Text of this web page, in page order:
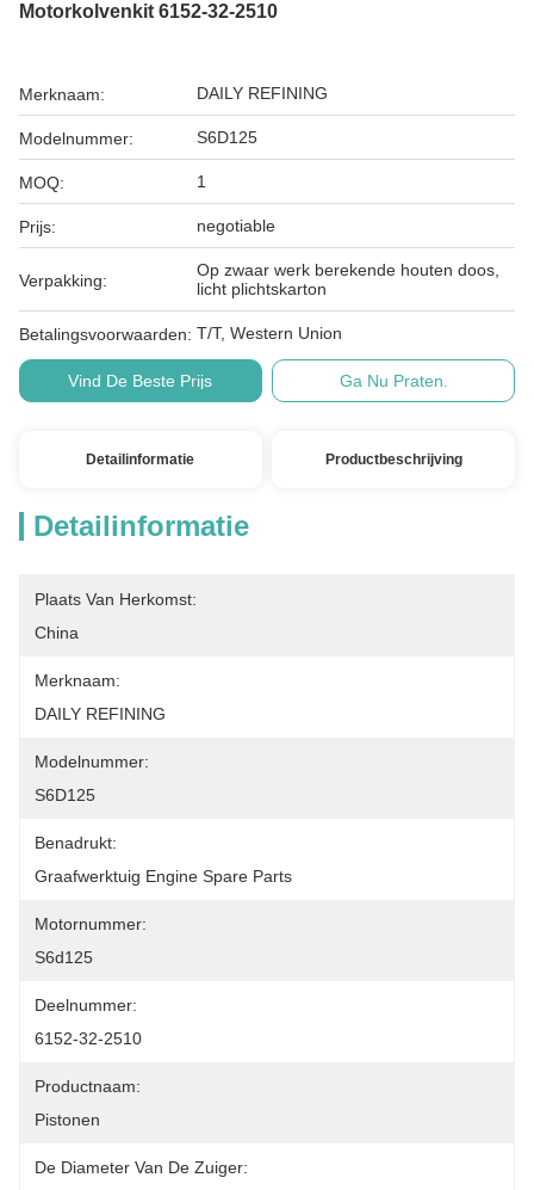
Motorkolvenkit 6152-32-2510
Merknaam: DAILY REFINING
Modelnummer: S6D125
MOQ: 1
Prijs: negotiable
Verpakking:
Op zwaar werk berekende houten doos,
licht plichtskarton
Betalingsvoorwaarden: T/T, Western Union
Vind De Beste Prijs Ga Nu Praten.
Detailinformatie Productbeschrijving
Detailinformatie
Plaats Van Herkomst:
China
Merknaam:
DAILY REFINING
Modelnummer:
S6D125
Benadrukt:
Graafwerktuig Engine Spare Parts
Motornummer:
S6d125
Deelnummer:
6152-32-2510
Productnaam:
Pistonen
De Diameter Van De Zuiger: